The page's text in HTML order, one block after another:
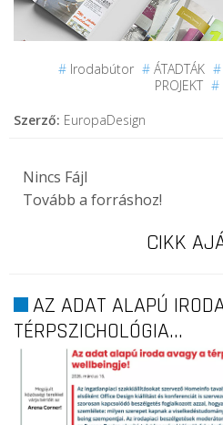
# Irodabútor # ÁTADTÁK #
PROJEKT #
Szerző: EuropaDesign
Nincs Fájl
Tovább a forráshoz!
CIKK
AZ ADAT ALAPÚ
TÉRPSZICHOLÓGIA...